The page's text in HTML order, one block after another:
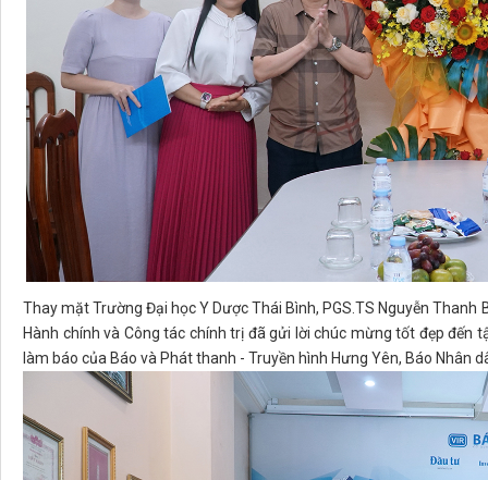
Thay mặt Trường Đại học Y Dược Thái Bình, PGS.TS Nguyễn
Hành chính và Công tác chính trị đã gửi lời chúc mừng tốt đẹp đến
làm báo của Báo và Phát thanh - Truyền hình Hưng Yên, Báo Nhân